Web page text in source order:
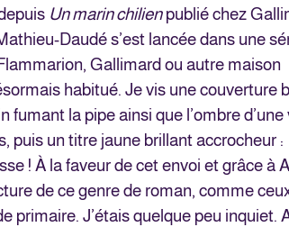
Un marin chilienpublié chez
Daudé s’est lancée dans une
Gallimard ou autre maison
habitué. Je vis une couverture
fumant la pipe ainsi que l’ombre d’une
puis un titre jaune brillant accrocheur :
! À la faveur de cet envoi et grâce à
de ce genre de roman, comme
primaire. J’étais quelque peu inquiet.